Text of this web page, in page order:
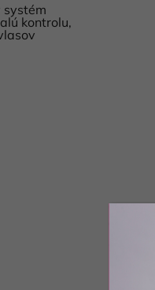
systém
kontrolu,